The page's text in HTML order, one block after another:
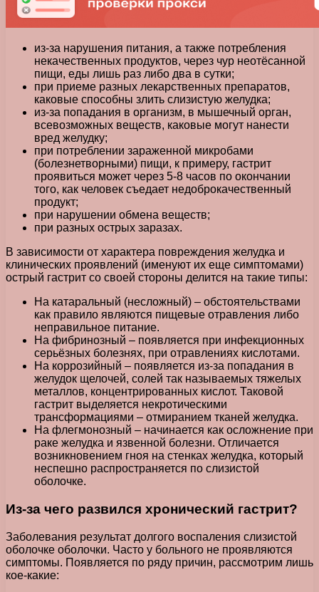
из-за нарушения питания, а также потребления
некачественных продуктов, через чур неотёсанной
пищи, еды лишь раз либо два в сутки;
при приеме разных лекарственных препаратов,
каковые способны злить слизистую желудка;
из-за попадания в организм, в мышечный орган,
всевозможных веществ, каковые могут нанести
вред желудку;
при потреблении зараженной микробами
(болезнетворными) пищи, к примеру, гастрит
проявиться может через 5-8 часов по окончании
того, как человек съедает недоброкачественный
продукт;
при нарушении обмена веществ;
при разных острых заразах.
В зависимости от характера повреждения желудка и
клинических проявлений (именуют их еще симптомами)
острый гастрит со своей стороны делится на такие типы:
На катаральный (несложный) – обстоятельствами
как правило являются пищевые отравления либо
неправильное питание.
На фибринозный – появляется при инфекционных
серьёзных болезнях, при отравлениях кислотами.
На коррозийный – появляется из-за попадания в
желудок щелочей, солей так называемых тяжелых
металлов, концентрированных кислот. Таковой
гастрит выделяется некротическими
трансформациями – отмиранием тканей желудка.
На флегмонозный – начинается как осложнение при
раке желудка и язвенной болезни. Отличается
возникновением гноя на стенках желудка, который
неспешно распространяется по слизистой
оболочке.
Из-за чего развился хронический гастрит?
Заболевания результат долгого воспаления слизистой
оболочке оболочки. Часто у больного не проявляются
симптомы. Появляется по ряду причин, рассмотрим лишь
кое-какие: